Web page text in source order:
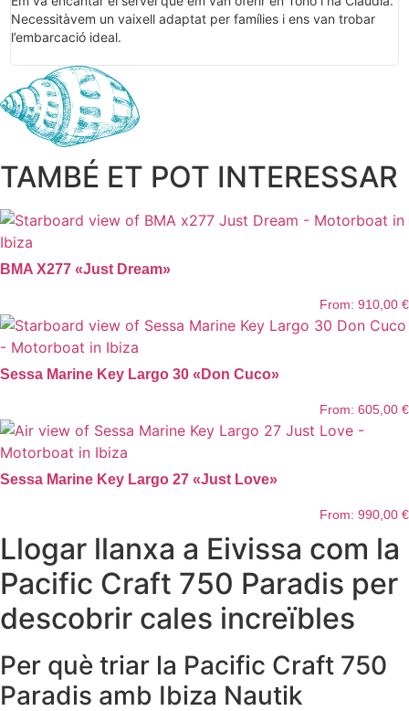
Necessitàvem un vaixell adaptat per famílies i ens van trobar
l’embarcació ideal.
TAMBÉ ET POT INTERESSAR
BMA X277 «Just Dream»
From: 910,00 €
Sessa Marine Key Largo 30 «Don Cuco»
From: 605,00 €
Sessa Marine Key Largo 27 «Just Love»
From: 990,00 €
Llogar llanxa a Eivissa com la
Pacific Craft 750 Paradis per
descobrir cales increïbles
Per què triar la Pacific Craft 750
Paradis amb Ibiza Nautik